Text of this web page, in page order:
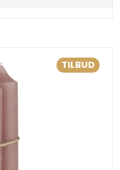
TILBUD